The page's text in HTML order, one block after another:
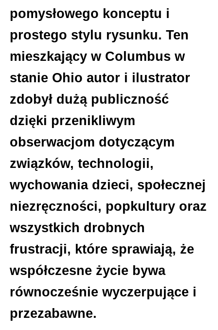
pomysłowego konceptu i
prostego stylu rysunku. Ten
mieszkający w Columbus w
stanie Ohio autor i ilustrator
zdobył dużą publiczność
dzięki przenikliwym
obserwacjom dotyczącym
związków, technologii,
wychowania dzieci, społecznej
niezręczności, popkultury oraz
wszystkich drobnych
frustracji, które sprawiają, że
współczesne życie bywa
równocześnie wyczerpujące i
przezabawne.